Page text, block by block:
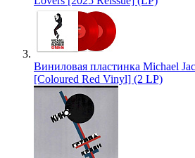
Виниловая пластинка Michael
[Coloured Red Vinyl] (2 LP)